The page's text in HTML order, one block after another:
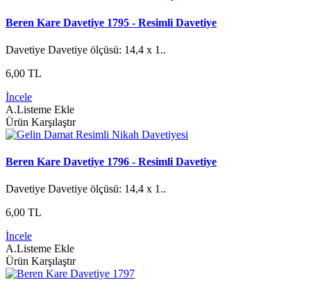
Beren Kare Davetiye 1795 - Resimli Davetiye
Davetiye Davetiye ölçüsü: 14,4 x 1..
6,00 TL
İncele
A.Listeme Ekle
Ürün Karşılaştır
Beren Kare Davetiye 1796 - Resimli Davetiye
Davetiye Davetiye ölçüsü: 14,4 x 1..
6,00 TL
İncele
A.Listeme Ekle
Ürün Karşılaştır